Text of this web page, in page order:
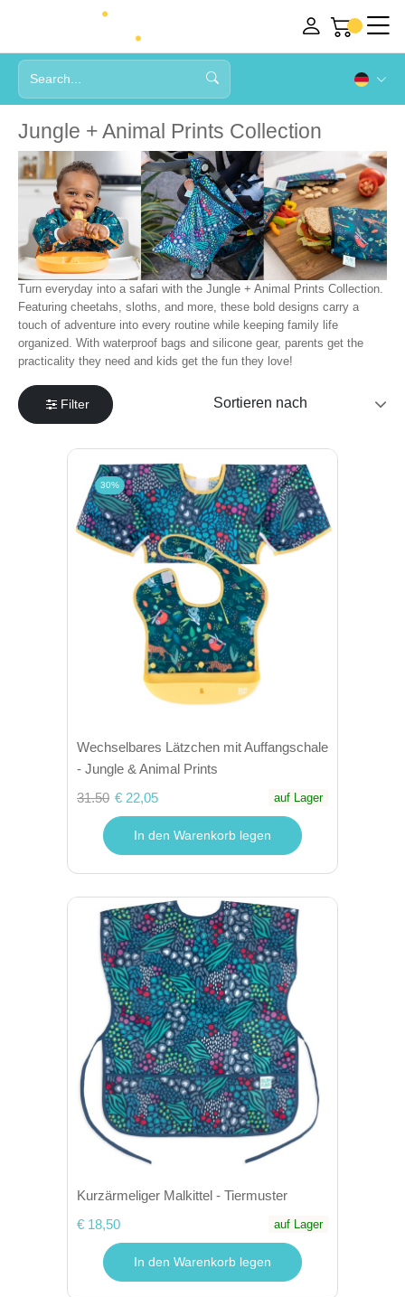
Jungle + Animal Prints Collection
Turn everyday into a safari with the Jungle + Animal Prints Collection.
Featuring cheetahs, sloths, and more, these bold designs carry a
touch of adventure into every routine while keeping family life
organized. With waterproof bags and silicone gear, parents get the
practicality they need and kids get the fun they love!
Filter
30%
Wechselbares Lätzchen mit Auffangschale
- Jungle & Animal Prints
31.50 € 22,05 auf Lager
In den Warenkorb legen
Kurzärmeliger Malkittel - Tiermuster
€ 18,50
auf Lager
In den Warenkorb legen